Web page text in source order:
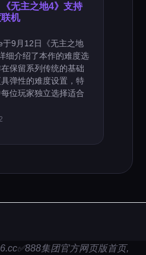
无主之地4》支持
机
9月12日《无主之地
细介绍了本作的难度选
保留系列传统的基础
具弹性的难度设置，特
位玩家独立选择适合
集团官方网页版首页,